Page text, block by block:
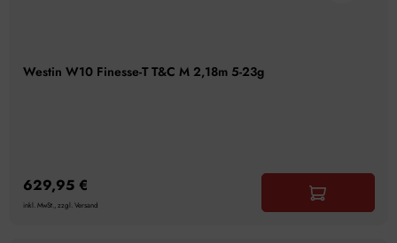
Westin W10 Finesse-T T&C M 2,18m 5-23g
629,95 €
inkl. MwSt., zzgl. Versand